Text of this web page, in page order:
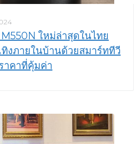
ใหม่ล่าสุดในไทย
งภายในบ้านด้วยสมาร์ททีวี
คาที่คุ้มค่า